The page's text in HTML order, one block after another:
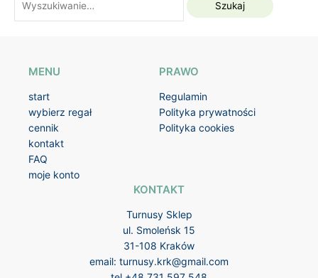
MENU
start
wybierz regał
cennik
kontakt
FAQ
moje konto
PRAWO
Regulamin
Polityka prywatności
Polityka cookies
KONTAKT
Turnusy Sklep
ul. Smoleńsk 15
31-108 Kraków
email: turnusy.krk@gmail.com